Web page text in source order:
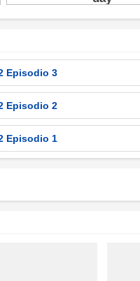
Episodio 3
Episodio 2
Episodio 1